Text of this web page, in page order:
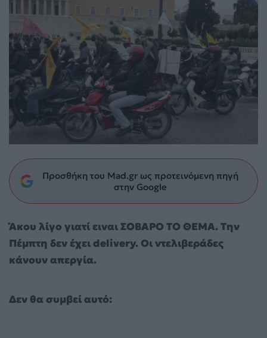
Προσθήκη του Mad.gr ως προτεινόμενη πηγή
στην Google
Άκου λίγο γιατί ειναι ΣΟΒΑΡΟ ΤΟ ΘΕΜΑ. Την
Πέμπτη δεν έχει delivery. Οι ντελιβεράδες
κάνουν απεργία.
Δεν θα συμβεί αυτό: